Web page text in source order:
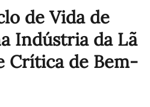
de Vida de
Indústria da Lã
Crítica de Bem-